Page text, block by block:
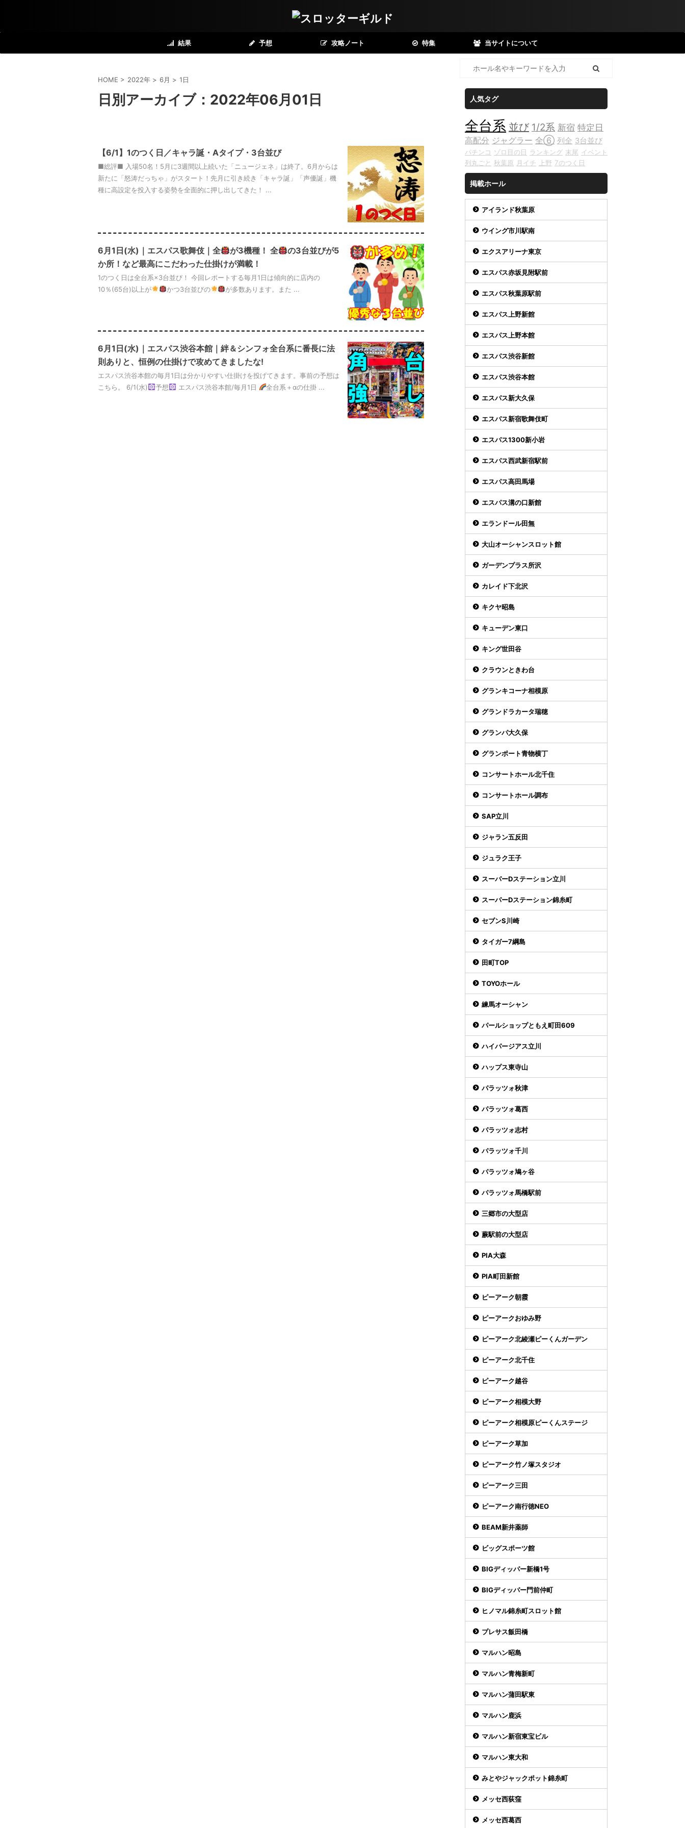
結果 予想 攻略ノート 特集 当サイトについて
HOME > 2022年 > 6月 > 1日
日別アーカイブ：2022年06月01日
【6/1】1のつく日／キャラ誕・Aタイプ・3台並び
■総評■ 入場50名！5月に3週間以上続いた「ニュージェネ」は終了。6月からは
新たに「怒涛だっちゃ」がスタート！先月に引き続き「キャラ誕」「声優誕」機
種に高設定を投入する姿勢を全面的に押し出してきた！ ...
6月1日(水)｜エスパス歌舞伎｜全 が3機種！ 全
の3台並びが5
か所！など最高にこだわった仕掛けが満載！
1のつく日は全台系×3台並び！ 今回レポートする毎月1日は傾向的に店内の
10％(65台)以上が
かつ3台並びの が多数あります。また ...
6月1日(水)｜エスパス渋谷本館｜絆＆シンフォ全台系に番長に法
則ありと、恒例の仕掛けで攻めてきましたな!
エスパス渋谷本館の毎月1日は分かりやすい仕掛けを投げてきます。事前の予想は
こちら。 6/1(水)
予想 エスパス渋谷本館/毎月1日 全台系＋αの仕掛 ...
人気タグ
全台系 並び 1/2系 新宿 特定日
高配分 ジャグラー 全⑥ 列全 3台並び
パチンコ ゾロ目の日 ランキング 末尾 イベント
列丸ごと 秋葉原 月イチ 上野 7のつく日
掲載ホール
アイランド秋葉原
ウイング市川駅南
エクスアリーナ東京
エスパス赤坂見附駅前
エスパス秋葉原駅前
エスパス上野新館
エスパス上野本館
エスパス渋谷新館
エスパス渋谷本館
エスパス新大久保
エスパス新宿歌舞伎町
エスパス1300新小岩
エスパス西武新宿駅前
エスパス高田馬場
エスパス溝の口新館
エランドール田無
大山オーシャンスロット館
ガーデンプラス所沢
カレイド下北沢
キクヤ昭島
キューデン東口
キング世田谷
クラウンときわ台
グランキコーナ相模原
グランドラカータ瑞穂
グランパ大久保
グランポート青物横丁
コンサートホール北千住
コンサートホール調布
SAP立川
ジャラン五反田
ジュラク王子
スーパーDステーション立川
スーパーDステーション錦糸町
セブンS川崎
タイガー7綱島
田町TOP
TOYOホール
練馬オーシャン
パールショップともえ町田609
ハイパージアス立川
ハップス東寺山
パラッツォ秋津
パラッツォ葛西
パラッツォ志村
パラッツォ千川
パラッツォ鳩ヶ谷
パラッツォ馬橋駅前
三郷市の大型店
蕨駅前の大型店
PIA大森
PIA町田新館
ピーアーク朝霞
ピーアークおゆみ野
ピーアーク北綾瀬ピーくんガーデン
ピーアーク北千住
ピーアーク越谷
ピーアーク相模大野
ピーアーク相模原ピーくんステージ
ピーアーク草加
ピーアーク竹ノ塚スタジオ
ピーアーク三田
ピーアーク南行徳NEO
BEAM新井薬師
ビッグスポーツ館
BIGディッパー新橋1号
BIGディッパー門前仲町
ヒノマル錦糸町スロット館
プレサス飯田橋
マルハン昭島
マルハン青梅新町
マルハン蒲田駅東
マルハン鹿浜
マルハン新宿東宝ビル
マルハン東大和
みとやジャックポット錦糸町
メッセ西荻窪
メッセ西葛西